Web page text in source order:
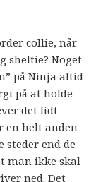
collie, når
sheltie? Noget
på Ninja altid
på at holde
det lidt
helt anden
end de
man ikke skal
ned. Det